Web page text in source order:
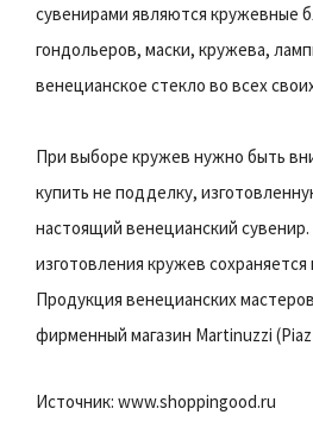
сувенирами являются кружевные
гондольеров, маски, кружева,
венецианское стекло во всех
При выборе кружев нужно быть
купить не подделку,
настоящий венецианский
изготовления кружев
Продукция венецианских
фирменный магазин Martinuzzi
Источник: www.shoppingood.ru